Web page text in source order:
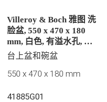
Villeroy & Boch 雅图 洗
脸盆, 550 x 470 x 180
mm, 白色, 有溢水孔, 抛
光
台上盆和碗盆
550 x 470 x 180 mm
41885G01